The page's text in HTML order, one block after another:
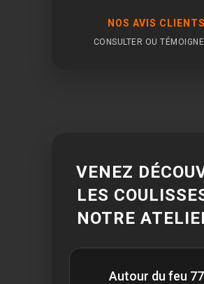
NOS AVIS CLIENTS
CONSULTER OU
VENEZ
LES
NOTRE
Autour du feu 77